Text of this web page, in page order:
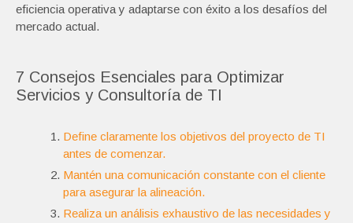
eficiencia operativa y adaptarse con éxito a los desafíos del
mercado actual.
7 Consejos Esenciales para Optimizar
Servicios y Consultoría de TI
Define claramente los objetivos del proyecto de TI
antes de comenzar.
Mantén una comunicación constante con el cliente
para asegurar la alineación.
Realiza un análisis exhaustivo de las necesidades y